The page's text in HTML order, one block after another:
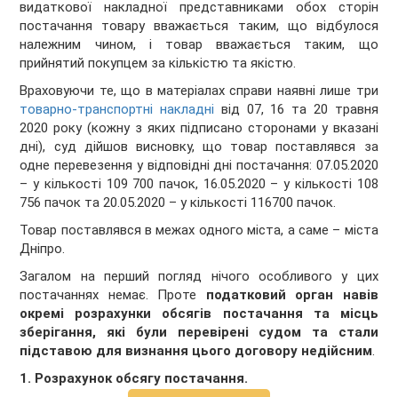
видаткової накладної представниками обох сторін
постачання товару вважається таким, що відбулося
належним чином, і товар вважається таким, що
прийнятий покупцем за кількістю та якістю.
Враховуючи те, що в матеріалах справи наявні лише три
товарно-транспортні накладні від 07, 16 та 20 травня
2020 року (кожну з яких підписано сторонами у вказані
дні), суд дійшов висновку, що товар поставлявся за
одне перевезення у відповідні дні постачання: 07.05.2020
– у кількості 109 700 пачок, 16.05.2020 – у кількості 108
756 пачок та 20.05.2020 – у кількості 116700 пачок.
Товар поставлявся в межах одного міста, а саме – міста
Дніпро.
Загалом на перший погляд нічого особливого у цих
постачаннях немає. Проте податковий орган навів
окремі розрахунки обсягів постачання та місць
зберігання, які були перевірені судом та стали
підставою для визнання цього договору недійсним.
1. Розрахунок обсягу постачання.